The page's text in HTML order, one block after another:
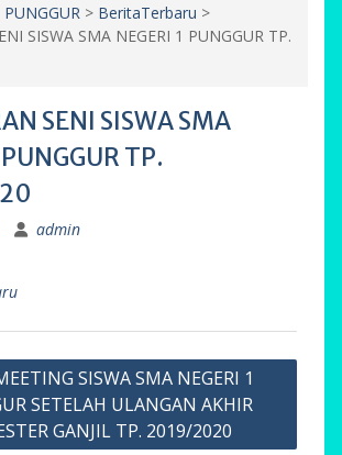
> BeritaTerbaru >
SISWA SMA NEGERI 1 PUNGGUR TP.
SENI SISWA SMA
TP.
admin
SISWA SMA NEGERI 1
SETELAH ULANGAN AKHIR
GANJIL TP. 2019/2020